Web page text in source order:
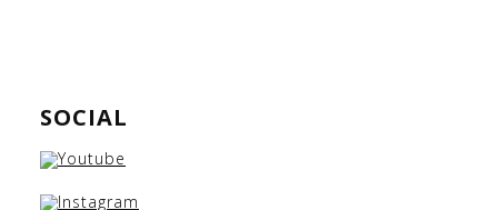
SOCIAL